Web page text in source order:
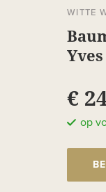
WITTE
€
op